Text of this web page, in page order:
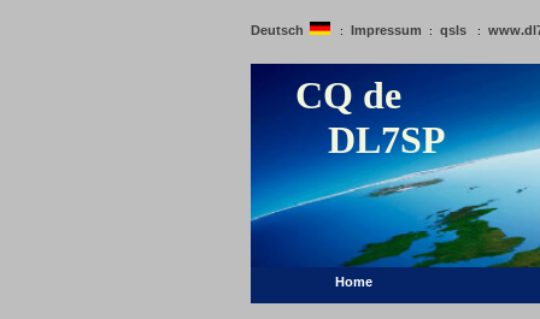
Deutsch : Impressum : qsls :
CQ de
DL7SP
Home